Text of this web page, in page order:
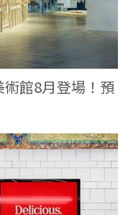
術館8月登場！預